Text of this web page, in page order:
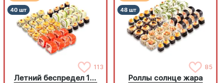
113
Летний беспредел 1 кг
85
Роллы солнце жара